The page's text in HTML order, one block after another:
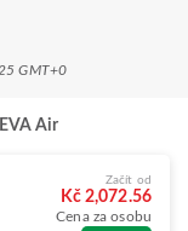
GMT+0
Air
Začít od
Kč 2,072.56
Cena za osobu